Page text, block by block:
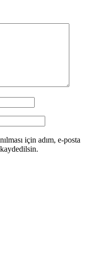
için adım, e-posta